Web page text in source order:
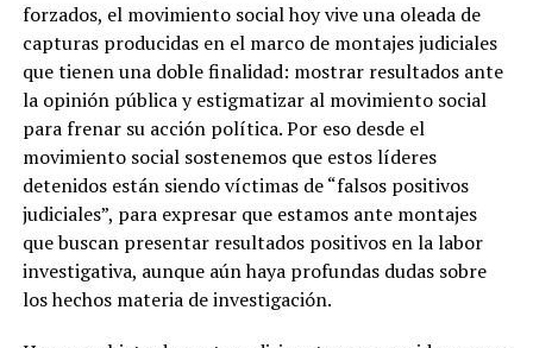
forzados, el movimiento social hoy vive una oleada de
capturas producidas en el marco de montajes judiciales
que tienen una doble finalidad: mostrar resultados ante
la opinión pública y estigmatizar al movimiento social
para frenar su acción política. Por eso desde el
movimiento social sostenemos que estos líderes
detenidos están siendo víctimas de “falsos positivos
judiciales”, para expresar que estamos ante montajes
que buscan presentar resultados positivos en la labor
investigativa, aunque aún haya profundas dudas sobre
los hechos materia de investigación.